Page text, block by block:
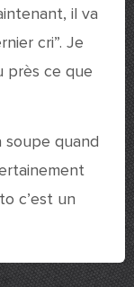
il va
cri”. Je
près ce que
soupe quand
c’est un